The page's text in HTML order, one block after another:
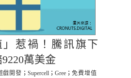
惹禍！騰訊旗下
萬美金
戲開發 ； Supercell； Gree； 免費增值